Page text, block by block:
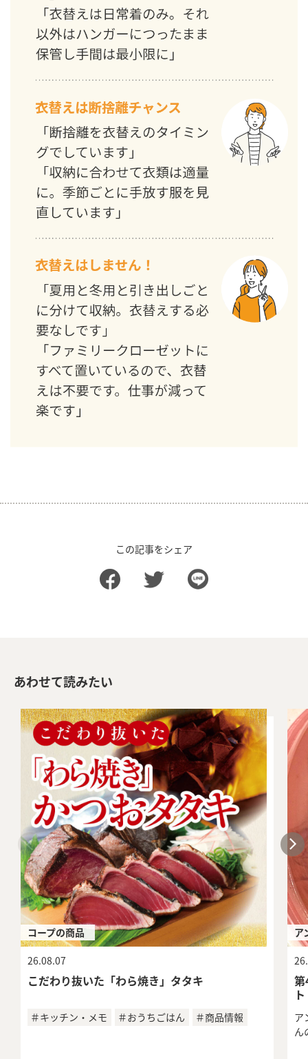
この記事をシェア
あわせて読みたい
コープの商品
26.08.07
こだわり抜いた「わら焼き」タタキ
＃キッチン・メモ ＃おうちごはん ＃商品情報
ア
ト
ア
ん